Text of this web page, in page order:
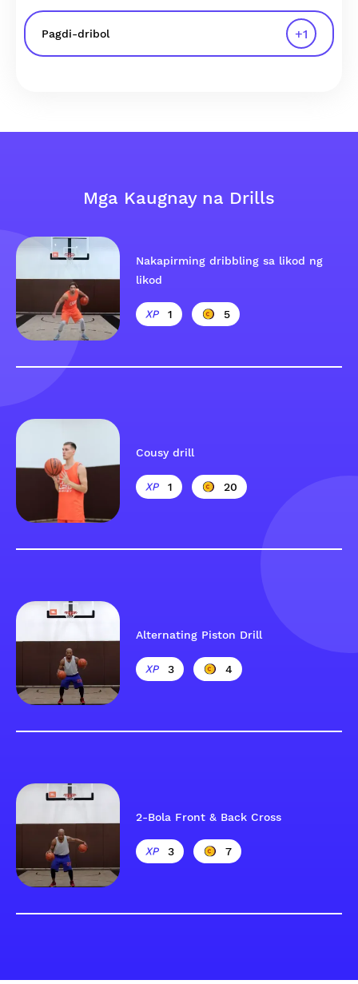
Pagdi-dribol +1
Mga Kaugnay na Drills
Nakapirming dribbling sa likod ng
likod
1 5
Cousy drill
1 20
Alternating Piston Drill
3 4
2-Bola Front & Back Cross
3 7